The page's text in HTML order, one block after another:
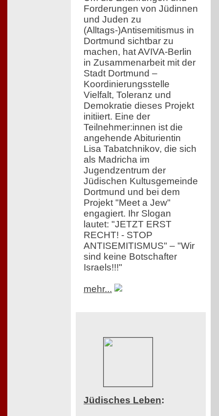
Forderungen von Jüdinnen
und Juden zu
(Alltags-)Antisemitismus in
Dortmund sichtbar zu
machen, hat AVIVA-Berlin
in Zusammenarbeit mit der
Stadt Dortmund –
Koordinierungsstelle
Vielfalt, Toleranz und
Demokratie dieses Projekt
initiiert. Eine der
Teilnehmer:innen ist die
angehende Abiturientin
Lisa Tabatchnikov, die sich
als Madricha im
Jugendzentrum der
Jüdischen Kultusgemeinde
Dortmund und bei dem
Projekt "Meet a Jew"
engagiert. Ihr Slogan
lautet: "JETZT ERST
RECHT! - STOP
ANTISEMITISMUS" – "Wir
sind keine Botschafter
Israels!!!"
mehr...
Jüdisches Leben: